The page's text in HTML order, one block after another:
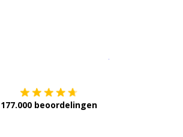
177.000 beoordelingen